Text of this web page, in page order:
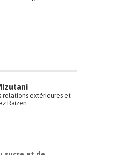
relations extérieures et
Raízen